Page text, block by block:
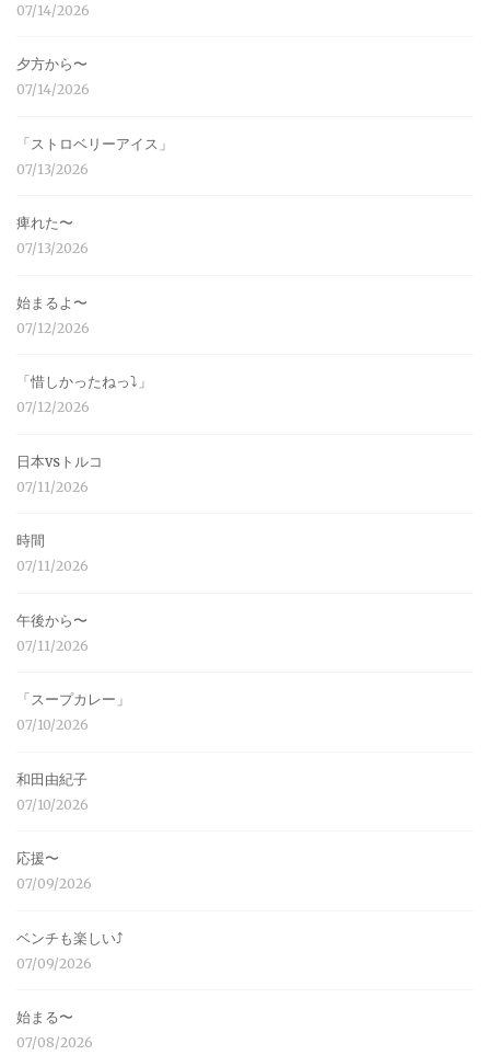
07/14/2026
夕方から〜
07/14/2026
「ストロベリーアイス」
07/13/2026
痺れた〜
07/13/2026
始まるよ〜
07/12/2026
「惜しかったねっ⤵︎」
07/12/2026
日本vsトルコ
07/11/2026
時間
07/11/2026
午後から〜
07/11/2026
「スープカレー」
07/10/2026
和田由紀子
07/10/2026
応援〜
07/09/2026
ベンチも楽しい⤴︎
07/09/2026
始まる〜
07/08/2026